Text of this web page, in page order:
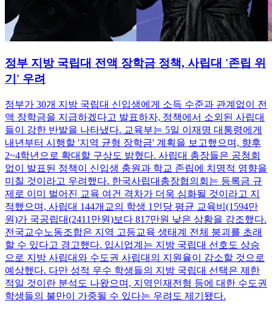
정부 지방 국립대 전액 장학금 정책, 사립대 '존립 위
기' 우려
정부가 30개 지방 국립대 신입생에게 소득 수준과 관계없이 전
액 장학금을 지급하겠다고 발표하자, 정책에서 소외된 사립대
들이 강한 반발을 나타냈다. 교육부는 5일 이재명 대통령에게
내년부터 시행할 '지역 균형 장학금' 계획을 보고했으며, 향후
2~4학년으로 확대할 구상도 밝혔다. 사립대 총장들은 공청회
없이 발표된 정책이 신입생 충원과 학교 존립에 치명적 영향을
미칠 것이라고 우려했다. 한국사립대총장협의회는 등록금 규
제로 이미 벌어진 교육 여건 격차가 더욱 심화될 것이라고 지
적했으며, 사립대 144개교의 학생 1인당 평균 교육비(1594만
원)가 국공립대(2411만원)보다 817만원 낮은 상황을 강조했다.
전국교수노동조합은 지역 고등교육 생태계 전체 붕괴를 초래
할 수 있다고 경고했다. 입시업계는 지방 국립대 선호도 상승
으로 지방 사립대와 수도권 사립대의 지원율이 감소할 것으로
예상했다. 다만 성적 우수 학생들의 지방 국립대 선택은 제한
적일 것이란 분석도 나왔으며, 지역인재전형 등에 대한 수도권
학생들의 불만이 가중될 수 있다는 우려도 제기됐다.